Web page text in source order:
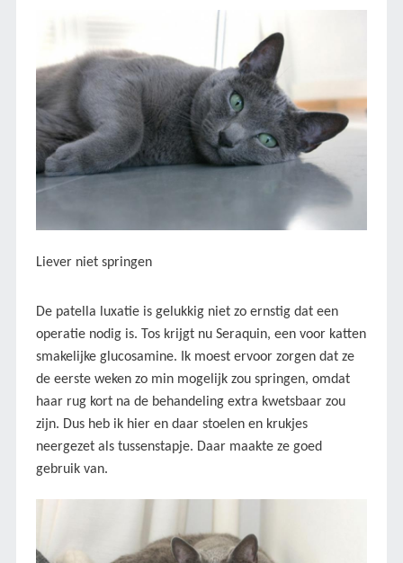
Liever niet springen
De patella luxatie is gelukkig niet zo ernstig dat een
operatie nodig is. Tos krijgt nu Seraquin, een voor katten
smakelijke glucosamine. Ik moest ervoor zorgen dat ze
de eerste weken zo min mogelijk zou springen, omdat
haar rug kort na de behandeling extra kwetsbaar zou
zijn. Dus heb ik hier en daar stoelen en krukjes
neergezet als tussenstapje. Daar maakte ze goed
gebruik van.